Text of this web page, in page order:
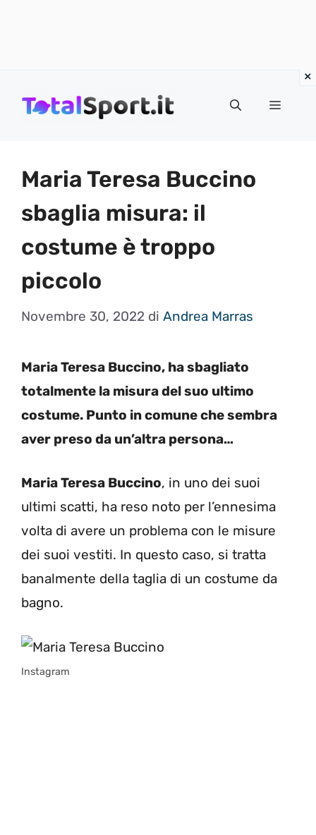
MENU
Maria Teresa Buccino
sbaglia misura: il
costume è troppo
piccolo
Novembre 30, 2022 di Andrea Marras
Maria Teresa Buccino, ha sbagliato
totalmente la misura del suo ultimo
costume. Punto in comune che sembra
aver preso da un’altra persona…
Maria Teresa Buccino, in uno dei suoi
ultimi scatti, ha reso noto per l’ennesima
volta di avere un problema con le misure
dei suoi vestiti. In questo caso, si tratta
banalmente della taglia di un costume da
bagno.
Instagram